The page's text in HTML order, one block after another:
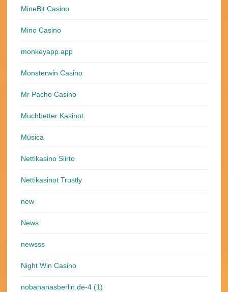
MineBit Casino
Mino Casino
monkeyapp.app
Monsterwin Casino
Mr Pacho Casino
Muchbetter Kasinot
Música
Nettikasino Siirto
Nettikasinot Trustly
new
News
newsss
Night Win Casino
nobananasberlin.de-4 (1)